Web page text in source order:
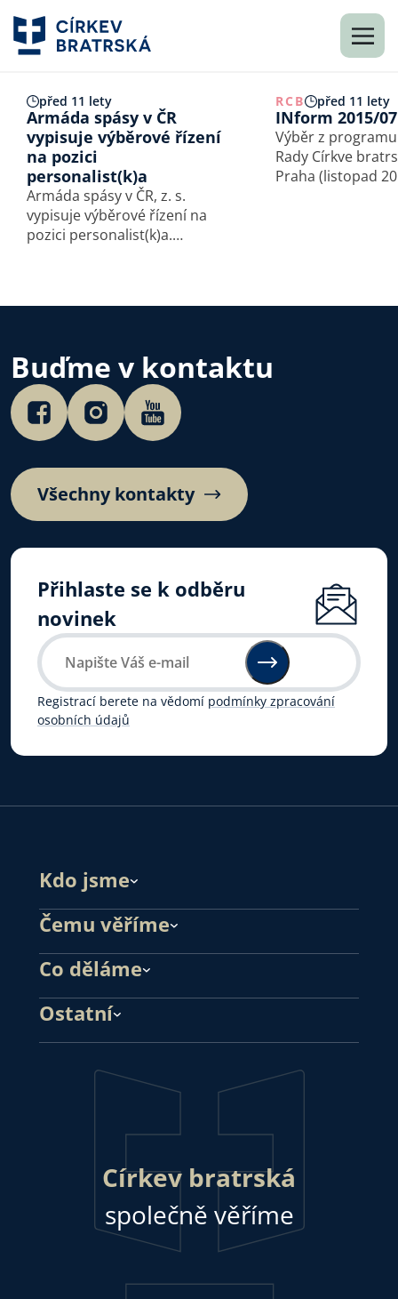
před 11 lety
Armáda spásy v ČR
vypisuje výběrové řízení
na pozici
personalist(k)a
Armáda spásy v ČR, z. s.
vypisuje výběrové řízení na
pozici personalist(k)a.
strukturovaného
životopisu…
RCB před 11 lety
INform 2015/07
Výběr z
Rady Církve
Praha (listopad
Buďme v kontaktu
Všechny kontakty
Přihlaste se k odběru
novinek
Registrací berete na vědomí podmínky zpracování
osobních údajů
Kdo jsme
Čemu věříme
Co děláme
Ostatní
Církev bratrská
společně věříme